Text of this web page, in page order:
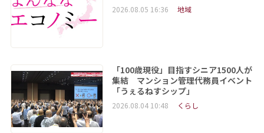
2026.08.05 16:36 地域
「100歳現役」目指すシニア1500人が
集結 マンション管理代務員イベント
「うぇるねすシップ」
2026.08.04 10:48 くらし